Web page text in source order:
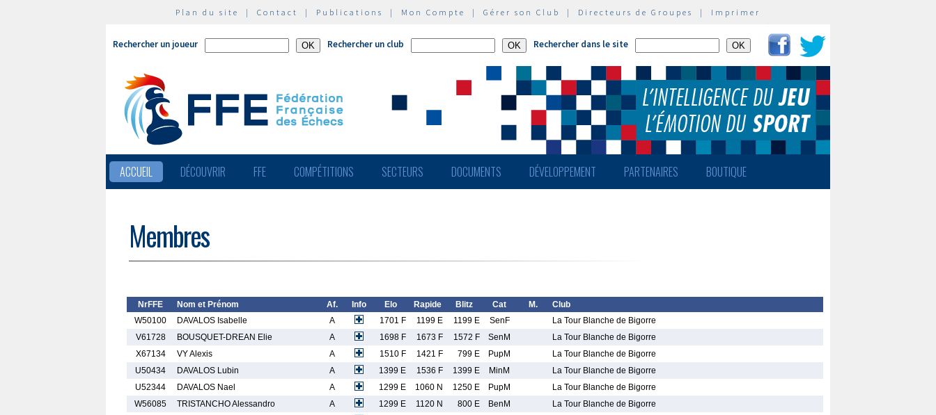
Plan du site | Contact | Publications | Mon Compte | Gérer son Club | Directeurs de Groupes | Imprimer
Rechercher un joueur Rechercher un club Rechercher dans le site
ACCUEIL DÉCOUVRIR FFE COMPÉTITIONS SECTEURS DOCUMENTS DÉVELOPPEMENT PARTENAIRES BOUTIQUE
Membres
NrFFE Nom et Prénom Af. Info Elo Rapide Blitz Cat M.
Club
W50100
DAVALOS Isabelle A 1701 F 1199 E 1199 E SenF
La Tour Blanche de Bigorre
V61728
BOUSQUET-DREAN Elie A 1698 F 1673 F 1572 F SenM
La Tour Blanche de Bigorre
X67134
VY Alexis A 1510 F 1421 F 799 E PupM
La Tour Blanche de Bigorre
U50434
DAVALOS Lubin A 1399 E 1536 F 1399 E MinM
La Tour Blanche de Bigorre
U52344
DAVALOS Nael A 1299 E 1060 N 1250 E PupM
La Tour Blanche de Bigorre
W56085
TRISTANCHO Alessandro A 1299 E 1120 N 800 E BenM
La Tour Blanche de Bigorre